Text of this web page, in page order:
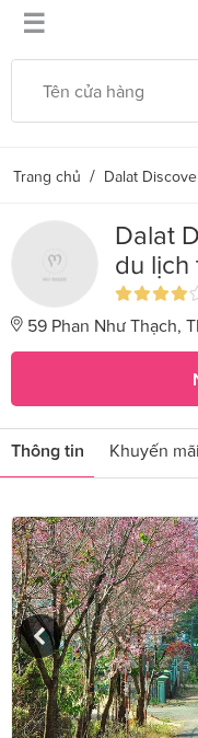
☰
Trang chủ / Dalat
Dalat
du lịch
59 Phan Như Thạch,
Thông tin Khuyến mãi